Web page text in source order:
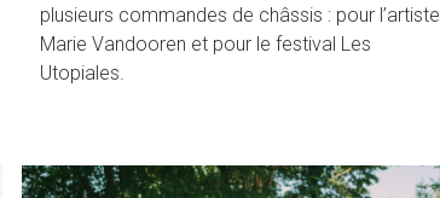
plusieurs commandes de châssis : pour l’artiste
Marie Vandooren et pour le festival Les
Utopiales.